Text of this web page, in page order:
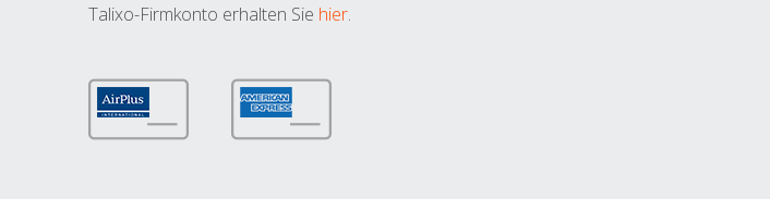
Talixo-Firmkonto erhalten Sie hier.